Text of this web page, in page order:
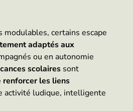
modulables, certains escape
adaptés aux
ou en autonomie
scolaires sont
renforcer les liens
activité ludique, intelligente